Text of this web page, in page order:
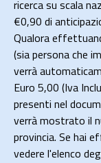
ricerca su scala
€0,90 di
Qualora
(sia persona che
verrà
Euro 5,00 (Iva
presenti nel
verrà mostrato il
provincia. Se hai
vedere l'elenco